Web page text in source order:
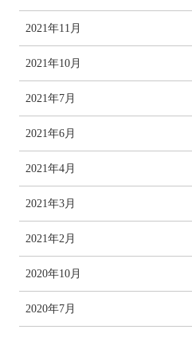
2021年11月
2021年10月
2021年7月
2021年6月
2021年4月
2021年3月
2021年2月
2020年10月
2020年7月